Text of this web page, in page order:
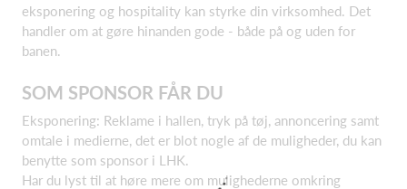
eksponering og hospitality kan styrke din virksomhed. Det
handler om at gøre hinanden gode - både på og uden for
banen.
SOM SPONSOR FÅR DU
Eksponering: Reklame i hallen, tryk på tøj, annoncering samt
omtale i medierne, det er blot nogle af de muligheder, du kan
benytte som sponsor i LHK.
Har du lyst til at høre mere om mulighederne omkring